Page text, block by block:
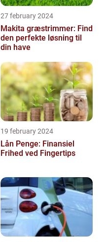
27 february 2024
Makita græstrimmer: Find
den perfekte løsning til
din have
19 february 2024
Lån Penge: Finansiel
Frihed ved Fingertips